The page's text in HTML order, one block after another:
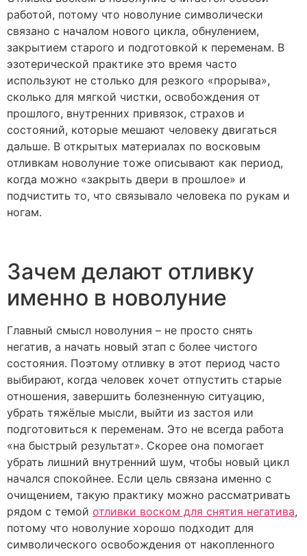
работой, потому что новолуние символически
связано с началом нового цикла, обнулением,
закрытием старого и подготовкой к переменам. В
эзотерической практике это время часто
используют не столько для резкого «прорыва»,
сколько для мягкой чистки, освобождения от
прошлого, внутренних привязок, страхов и
состояний, которые мешают человеку двигаться
дальше. В открытых материалах по восковым
отливкам новолуние тоже описывают как период,
когда можно «закрыть двери в прошлое» и
подчистить то, что связывало человека по рукам и
ногам.
Зачем делают отливку
именно в новолуние
Главный смысл новолуния – не просто снять
негатив, а начать новый этап с более чистого
состояния. Поэтому отливку в этот период часто
выбирают, когда человек хочет отпустить старые
отношения, завершить болезненную ситуацию,
убрать тяжёлые мысли, выйти из застоя или
подготовиться к переменам. Это не всегда работа
«на быстрый результат». Скорее она помогает
убрать лишний внутренний шум, чтобы новый цикл
начался спокойнее. Если цель связана именно с
очищением, такую практику можно рассматривать
рядом с темой отливки воском для снятия негатива,
потому что новолуние хорошо подходит для
символического освобождения от накопленного